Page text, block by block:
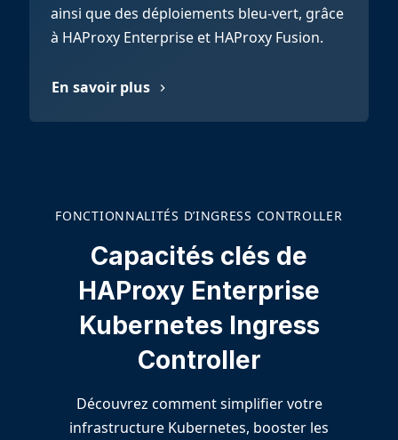
ainsi que des déploiements bleu-vert, grâce
à HAProxy Enterprise et HAProxy Fusion.
En savoir plus
FONCTIONNALITÉS D’INGRESS CONTROLLER
Capacités clés de
HAProxy Enterprise
Kubernetes Ingress
Controller
Découvrez comment simplifier votre
infrastructure Kubernetes, booster les